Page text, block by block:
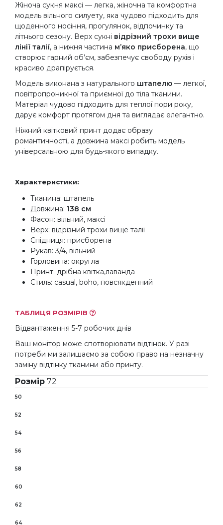
Жіноча сукня максі — легка, жіночна та комфортна
модель вільного силуету, яка чудово підходить для
щоденного носіння, прогулянок, відпочинку та
літнього сезону. Верх сукні відрізний трохи вище
лінії талії, а нижня частина м’яко присборена, що
створює гарний об’єм, забезпечує свободу рухів і
красиво драпірується.
Модель виконана з натурального штапелю — легкої,
повітропроникної та приємної до тіла тканини.
Матеріал чудово підходить для теплої пори року,
дарує комфорт протягом дня та виглядає елегантно.
Ніжний квітковий принт додає образу
романтичності, а довжина максі робить модель
універсальною для будь-якого випадку.
Характеристики:
Тканина: штапель
Довжина: 138 см
Фасон: вільний, максі
Верх: відрізний трохи вище талії
Спідниця: присборена
Рукав: 3/4, вільний
Горловина: округла
Принт: дрібна квітка,лаванда
Стиль: casual, boho, повсякденний
ТАБЛИЦЯ РОЗМІРІВ
Відвантаження 5-7 робочих днів
Ваш монітор може спотворювати відтінок. У разі
потреби ми залишаємо за собою право на незначну
заміну відтінку тканини або принту.
Розмір 72
50
52
54
56
58
60
62
64